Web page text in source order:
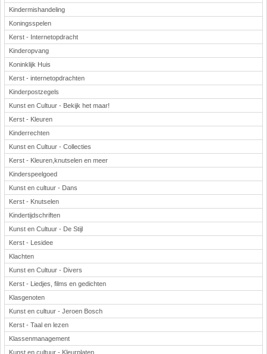
Kindermishandeling
Koningsspelen
Kerst - Internetopdracht
Kinderopvang
Koninklijk Huis
Kerst - internetopdrachten
Kinderpostzegels
Kunst en Cultuur - Bekijk het maar!
Kerst - Kleuren
Kinderrechten
Kunst en Cultuur - Collecties
Kerst - Kleuren,knutselen en meer
Kinderspeelgoed
Kunst en cultuur - Dans
Kerst - Knutselen
Kindertijdschriften
Kunst en Cultuur - De Stijl
Kerst - Lesidee
Klachten
Kunst en Cultuur - Divers
Kerst - Liedjes, films en gedichten
Klasgenoten
Kunst en cultuur - Jeroen Bosch
Kerst - Taal en lezen
Klassenmanagement
Kunst en cultuur - Kleurplaten